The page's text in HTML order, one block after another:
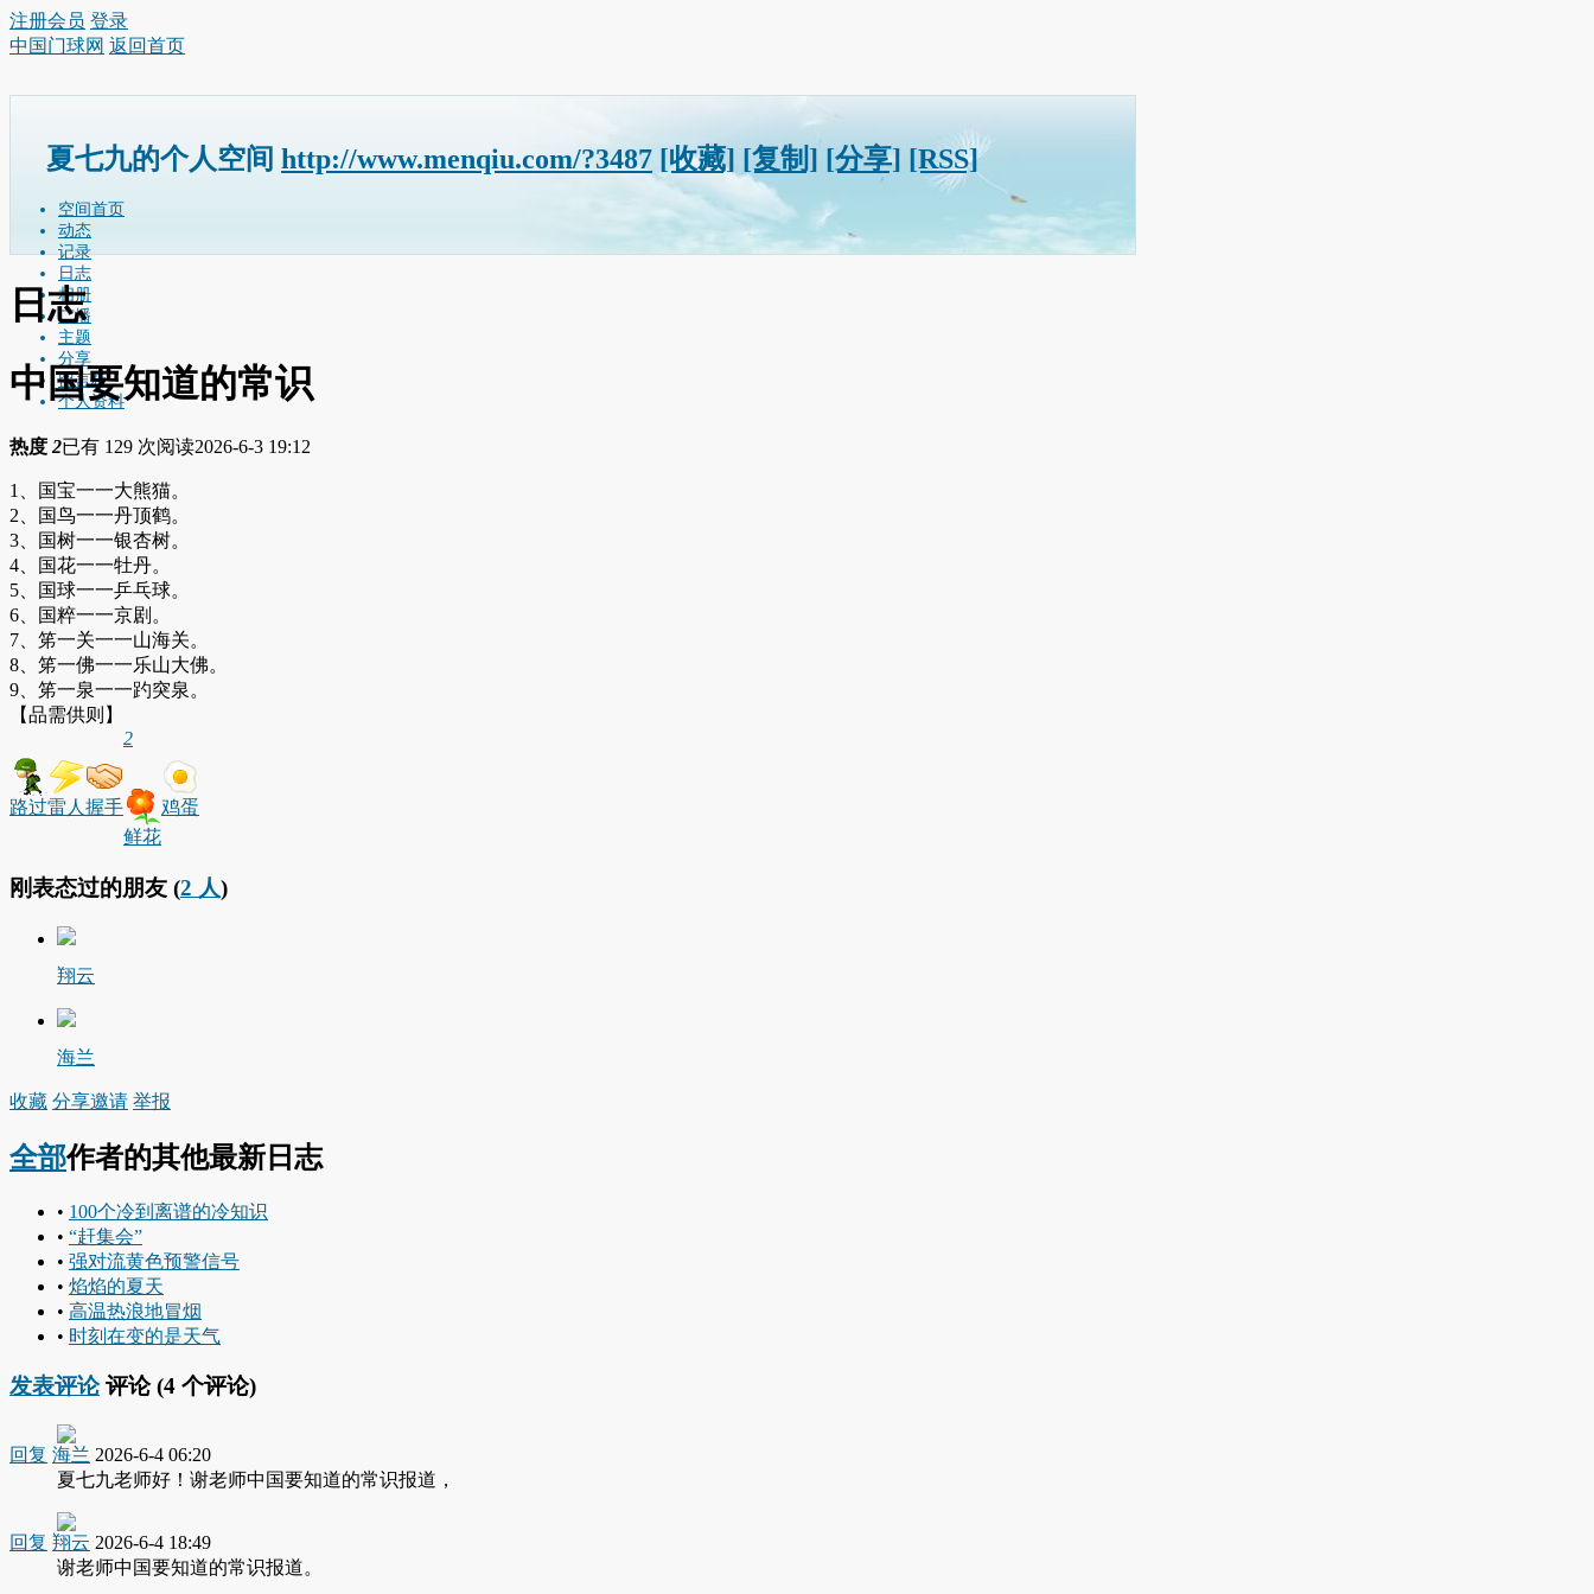
注册会员 登录
中国门球网 返回首页
夏七九的个人空间 http://www.menqiu.com/?3487 [收藏] [复制] [分享] [RSS]
空间首页
动态
记录
日志
相册
广播
主题
分享
留言板
个人资料
日志
中国要知道的常识
热度 2已有 129 次阅读2026-6-3 19:12
1、国宝一一大熊猫。
2、国鸟一一丹顶鹤。
3、国树一一银杏树。
4、国花一一牡丹。
5、国球一一乒乓球。
6、国粹一一京剧。
7、笫一关一一山海关。
8、笫一佛一一乐山大佛。
9、笫一泉一一趵突泉。
【品需供则】
路过雷人 握手
2
鲜花
鸡蛋
刚表态过的朋友 (2 人)
翔云
海兰
收藏 分享邀请 举报
全部作者的其他最新日志
• 100个冷到离谱的冷知识
• “赶集会”
• 强对流黄色预警信号
• 焰焰的夏天
• 高温热浪地冒烟
• 时刻在变的是天气
发表评论评论 (4 个评论)
回复 海兰 2026-6-4 06:20
夏七九老师好！谢老师中国要知道的常识报道，
回复 翔云 2026-6-4 18:49
谢老师中国要知道的常识报道。